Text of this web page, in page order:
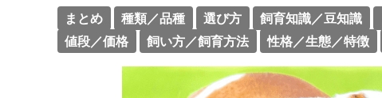
まとめ 種類／品種 選び方 飼育知識／豆知識
値段／価格
飼い方／飼育方法 性格／生態／特徴